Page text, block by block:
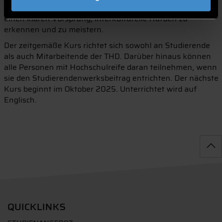
Überzeugung nach verschafft es in der heutigen Zeit
einen klaren Vorsprung, interkulturelle Hürden zu
erkennen und zu meistern.
Der zeitgemäße Kurs richtet sich sowohl an Studierende
als auch Mitarbeitende der THD. Darüber hinaus können
alle Personen mit Hochschulreife daran teilnehmen, wenn
sie den Studierendenwerksbeitrag entrichten. Der nächste
Kurs beginnt im Oktober 2025. Unterrichtet wird auf
Englisch.
QUICKLINKS